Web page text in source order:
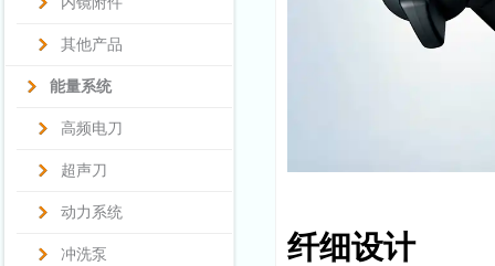
其他产品
能量系统
高频电刀
超声刀
动力系统
冲洗泵
纤细设计